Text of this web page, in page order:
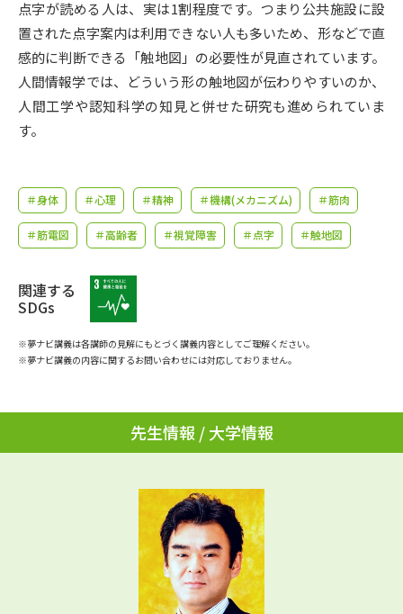
新生活お役立ちガイド
学問発見 学問検索
学問のミニ講義「夢ナビ講義」 学問分野解説
Ｑ＆Ａ よくあるご質問 大学進学IDについて
受付内容・発送状況の確認
テレメール
テレメール進学カタログ
訂正のご案内
点字が読める人は、実は1割程度です。つまり公共施設に設
置された点字案内は利用できない人も多いため、形などで直
感的に判断できる「触地図」の必要性が見直されています。
人間情報学では、どういう形の触地図が伝わりやすいのか、
人間工学や認知科学の知見と併せた研究も進められていま
す。
＃身体 ＃心理 ＃精神 ＃機構(メカニズム) ＃筋肉
＃筋電図 ＃高齢者 ＃視覚障害 ＃点字 ＃触地図
関連する
SDGs
※夢ナビ講義は各講師の見解にもとづく講義内容としてご理解ください。
※夢ナビ講義の内容に関するお問い合わせには対応しておりません。
先生情報 / 大学情報